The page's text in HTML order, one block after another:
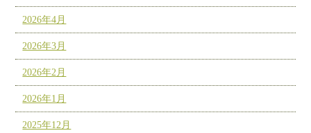
2026年4月
2026年3月
2026年2月
2026年1月
2025年12月